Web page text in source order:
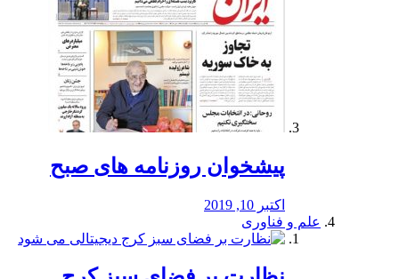
پیشخوان روزنامه های صبح
اکتبر 10, 2019
علم و فناوری